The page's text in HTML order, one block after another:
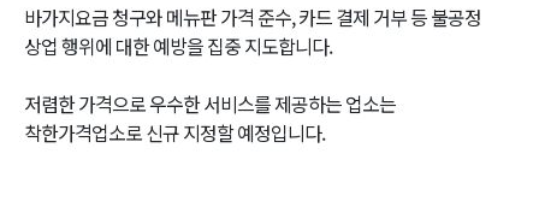
바가지요금 청구와 메뉴판 가격 준수, 카드 결제 거부 등 불공정
상업 행위에 대한 예방을 집중 지도합니다.
저렴한 가격으로 우수한 서비스를 제공하는 업소는
착한가격업소로 신규 지정할 예정입니다.